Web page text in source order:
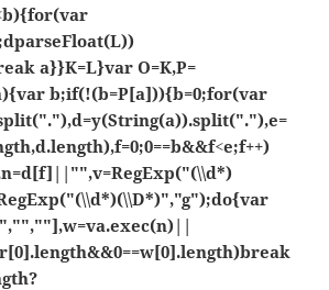
parseFloat(L))
a}}K=L}var O=K,P=
b;if(!(b=P[a])){b=0;for(var